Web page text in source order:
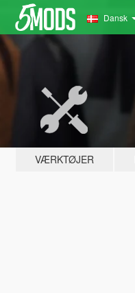
Dansk
VÆRKTØJER